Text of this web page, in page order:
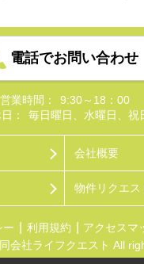
電話でお問い合わせ
営業時間：
9:30～18：00
：
毎日曜日、水曜日、祝
会社概要
物件リクエス
ー 利用規約 アクセスマ
会社ライフクエスト All